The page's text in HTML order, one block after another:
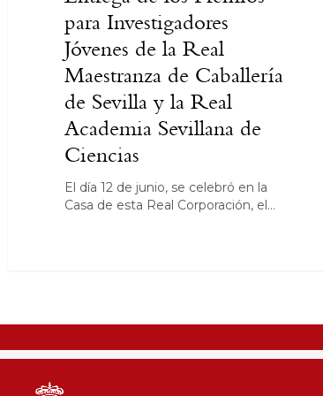
para Investigadores
Jóvenes de la Real
Maestranza de Caballería
de Sevilla y la Real
Academia Sevillana de
Ciencias
El día 12 de junio, se celebró en la
Casa de esta Real Corporación, el…